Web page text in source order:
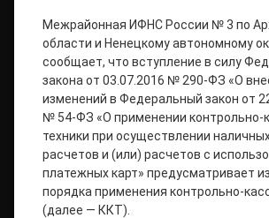
Межрайонная ИФНС России № 3 по
области и Ненецкому автономному
сообщает, что вступление в силу
закона от 03.07.2016 № 290-ФЗ «О
изменений в Федеральный закон от
№ 54-ФЗ «О применении контрольно-
техники при осуществлении
расчетов и (или) расчетов с
платежных карт» предусматривает
порядка применения контрольно-
(далее — ККТ).